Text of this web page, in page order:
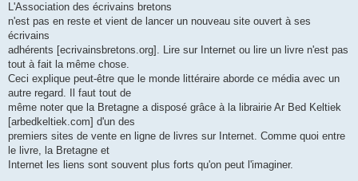
L'Association des écrivains bretons
n'est pas en reste et vient de lancer un nouveau site ouvert à ses
écrivains
adhérents [ecrivainsbretons.org]. Lire sur Internet ou lire un livre n'est pas
tout à fait la même chose.
Ceci explique peut-être que le monde littéraire aborde ce média avec un
autre regard. Il faut tout de
même noter que la Bretagne a disposé grâce à la librairie Ar Bed Keltiek
[arbedkeltiek.com] d'un des
premiers sites de vente en ligne de livres sur Internet. Comme quoi entre
le livre, la Bretagne et
Internet les liens sont souvent plus forts qu'on peut l'imaginer.